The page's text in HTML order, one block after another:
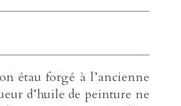
étau forgé à l’ancienne
d’huile de peinture ne